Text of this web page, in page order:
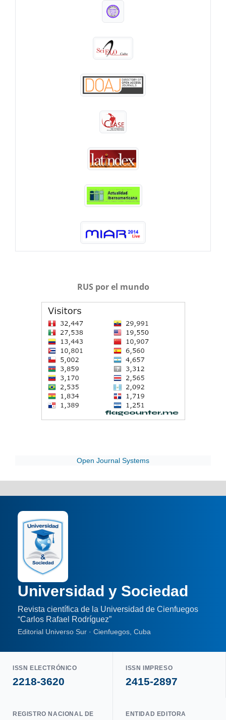
RUS por el mundo
Open Journal Systems
Universidad y Sociedad
Revista científica de la Universidad de Cienfuegos
“Carlos Rafael Rodríguez”
Editorial Universo Sur · Cienfuegos, Cuba
ISSN ELECTRÓNICO
2218-3620
ISSN IMPRESO
2415-2897
REGISTRO NACIONAL DE
ENTIDAD EDITORA